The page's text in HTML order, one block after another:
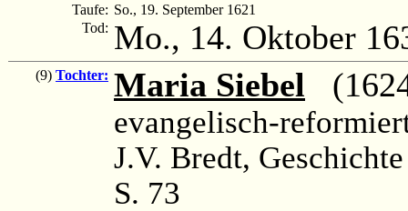
Taufe: So., 19. September 1621
Tod: Mo., 14. Oktober
(9) Tochter: Maria Siebel
evangelisch-
J.V. Bredt,
S. 73